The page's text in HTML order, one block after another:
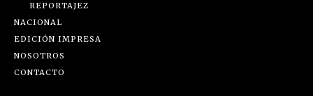
REPORTAJEZ
NACIONAL
EDICIÓN IMPRESA
NOSOTROS
CONTACTO